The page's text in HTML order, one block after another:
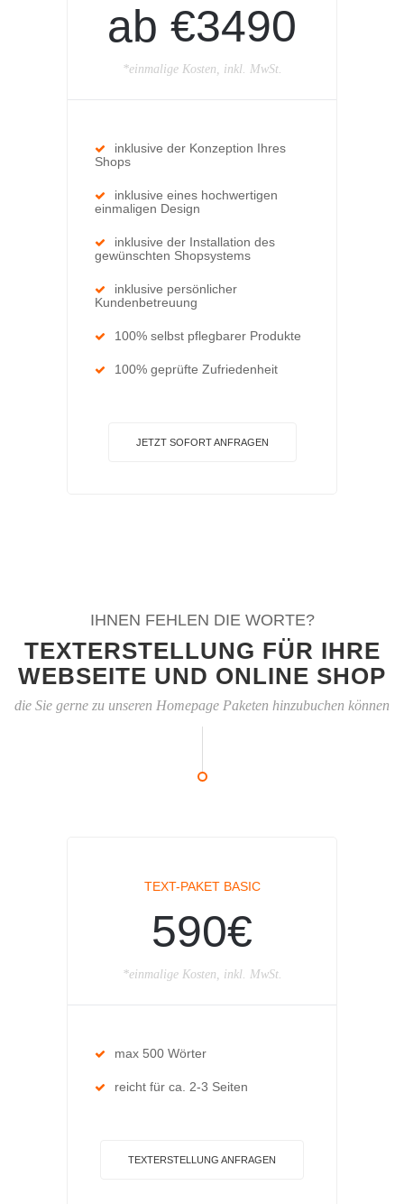
ab €3490
*einmalige Kosten, inkl. MwSt.
inklusive der Konzeption Ihres
Shops
inklusive eines hochwertigen
einmaligen Design
inklusive der Installation des
gewünschten Shopsystems
inklusive persönlicher
Kundenbetreuung
100% selbst pflegbarer Produkte
100% geprüfte Zufriedenheit
JETZT SOFORT ANFRAGEN
IHNEN FEHLEN DIE WORTE?
TEXTERSTELLUNG FÜR IHRE
WEBSEITE UND ONLINE SHOP
die Sie gerne zu unseren Homepage Paketen hinzubuchen können
TEXT-PAKET BASIC
590€
*einmalige Kosten, inkl. MwSt.
max 500 Wörter
reicht für ca. 2-3 Seiten
TEXTERSTELLUNG ANFRAGEN